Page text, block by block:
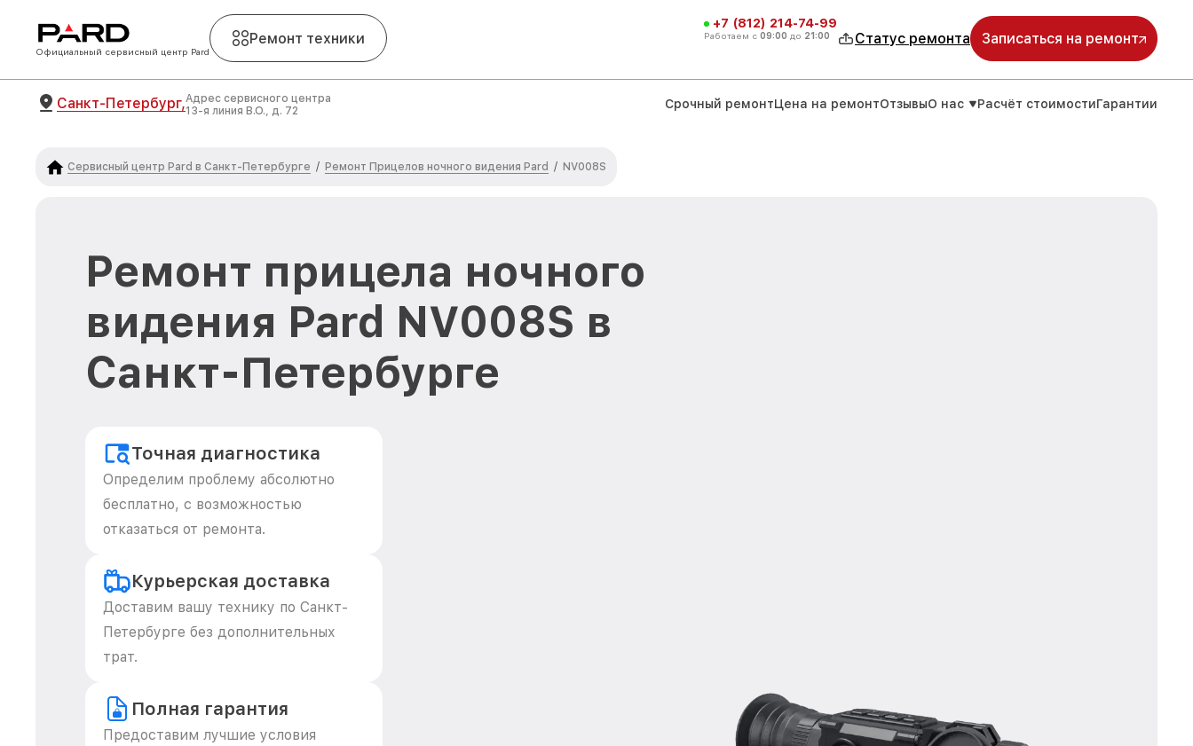
Официальный сервисный центр Pard
Ремонт техники
+7 (812) 214-74-99
Работаем с 09:00 до 21:00 Статус ремонта Записаться на ремонт
Санкт-Петербург,Адрес сервисного центра
13-я линия В.О., д. 72
Срочный ремонтЦена на ремонтОтзывыО нас Расчёт стоимостиГарантии
Сервисный центр Pard в Санкт-Петербурге / Ремонт Прицелов ночного видения Pard / NV008S
Ремонт прицела ночного
видения Pard NV008S в
Санкт-Петербурге
Точная диагностика
Определим проблему абсолютно
бесплатно, с возможностью
отказаться от ремонта.
Курьерская доставка
Доставим вашу технику по Санкт-
Петербурге без дополнительных
трат.
Полная гарантия
Предоставим лучшие условия